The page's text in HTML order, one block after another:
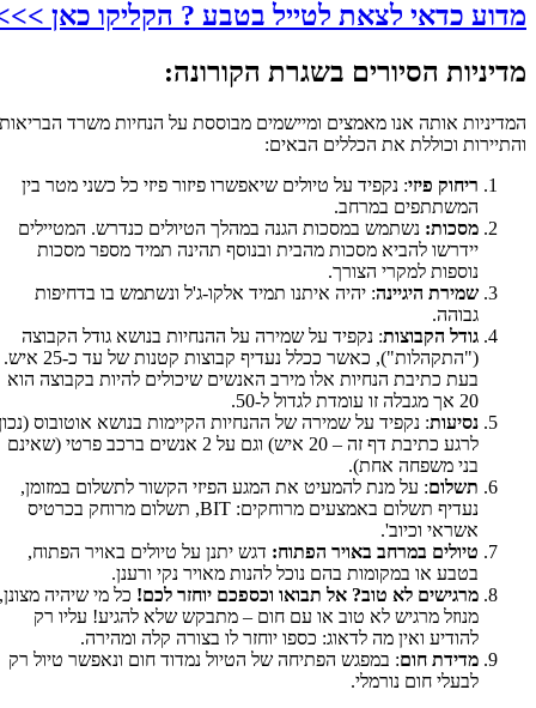
מדוע כדאי לצאת לטייל בטבע ? הקליקו כאן >>>
מדיניות הסיורים בשגרת הקורונה:
המדיניות אותה אנו מאמצים ומיישמים מבוססת על הנחיות משרד הבריאות
והתיירות וכוללת את הכללים הבאים:
ריחוק פיזי: נקפיד על טיולים שיאפשרו פיזור פיזי כל כשני מטר בין
המשתתפים במרחב.
מסכות:נשתמש במסכות הגנה במהלך הטיולים כנדרש. המטיילים
יידרשו להביא מסכות מהבית ובנוסף תהינה תמיד מספר מסכות
נוספות למקרי הצורך.
שמירת היגיינה: יהיה איתנו תמיד אלקו-ג'ל ונשתמש בו בדחיפות
גבוהה.
גודל הקבוצות: נקפיד על שמירה על ההנחיות בנושא גודל הקבוצה
("התקהלות"), כאשר ככלל נעדיף קבוצות קטנות של עד כ-25 איש.
בעת כתיבת הנחיות אלו מירב האנשים שיכולים להיות בקבוצה הוא
20 אך מגבלה זו עומדת לגדול ל-50.
נסיעות: נקפיד על שמירה של ההנחיות הקיימות בנושא אוטובוס (נכון
לרגע כתיבת דף זה – 20 איש) וגם על 2 אנשים ברכב פרטי (שאינם
בני משפחה אחת).
תשלום: על מנת להמעיט את המגע הפיזי הקשור לתשלום במזומן,
נעדיף תשלום באמצעים מרוחקים: BIT, תשלום מרוחק בכרטיס
אשראי וכיוב'.
טיולים במרחב באויר הפתוח:דגש יתנן על טיולים באויר הפתוח,
בטבע או במקומות בהם נוכל להנות מאויר נקי ורענן.
מרגישים לא טוב? אל תבואו וכספכם יוחזר לכם!כל מי שיהיה מצונן,
מנוזל מרגיש לא טוב או עם חום – מתבקש שלא להגיע! עליו רק
להודיע ואין מה לדאוג: כספו יוחזר לו בצורה קלה ומהירה.
מדידת חום: במפגש הפתיחה של הטיול נמדוד חום ונאפשר טיול רק
לבעלי חום נורמלי.